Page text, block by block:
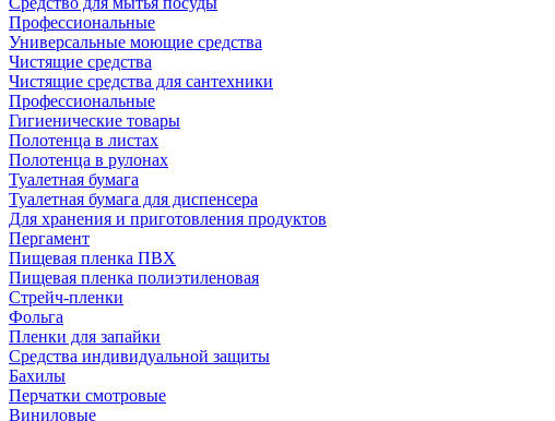
Профессиональные
Универсальные моющие средства
Чистящие средства
Чистящие средства для сантехники
Профессиональные
Гигиенические товары
Полотенца в листах
Полотенца в рулонах
Туалетная бумага
Туалетная бумага для диспенсера
Для хранения и приготовления продуктов
Пергамент
Пищевая пленка ПВХ
Пищевая пленка полиэтиленовая
Стрейч-пленки
Фольга
Пленки для запайки
Средства индивидуальной защиты
Бахилы
Перчатки смотровые
Виниловые